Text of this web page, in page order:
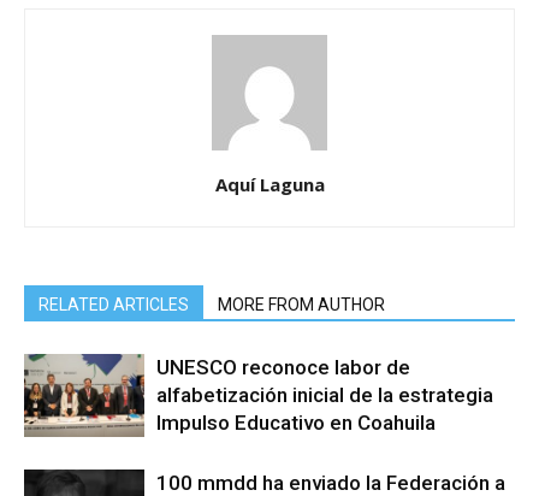
Aquí Laguna
RELATED ARTICLES MORE FROM AUTHOR
UNESCO reconoce labor de
alfabetización inicial de la estrategia
Impulso Educativo en Coahuila
100 mmdd ha enviado la Federación a